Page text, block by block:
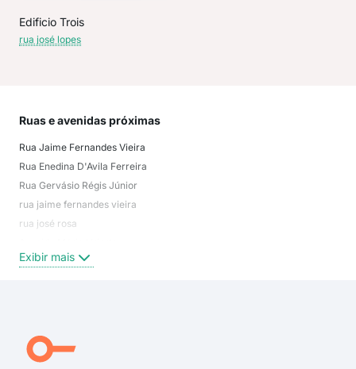
Edificio Trois
rua josé lopes
Ruas e avenidas próximas
Rua Jaime Fernandes Vieira
Rua Enedina D'Avila Ferreira
Rua Gervásio Régis Júnior
rua jaime fernandes vieira
rua josé rosa
Rua Laudelino João da Veiga
Rua Florisa Pereira Garcia Kumm
Jaime Fernandes Vieira
Exibir mais